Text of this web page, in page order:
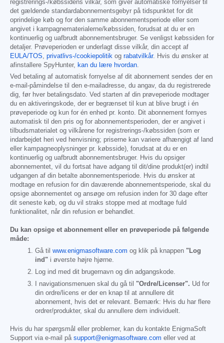
registrerings-/købssidens vilkår, som giver automatiske fornyelser til
det gældende standardabonnementsgebyr på tidspunktet for dit
oprindelige køb og for den samme abonnementsperiode eller som
angivet i kampagnematerialerne/købssiden, forudsat at du er en
kontinuerlig og uafbrudt abonnementsbruger. Se venligst købssiden for
detaljer. Prøveperioden er underlagt disse vilkår, din accept af
EULA/TOS
privatlivs-/cookiepolitik og rabatvilkår. Hvis du ønsker at
afinstallere SpyHunter,
kan du lære hvordan
Ved betaling af automatisk fornyelse af dit abonnement sendes der en
e-mail-påmindelse til den e-mailadresse, du angav, da du registrerede
dig, før hver betalingsdato. Ved starten af din prøveperiode modtager
du en aktiveringskode, der er begrænset til kun at blive brugt i én
prøveperiode og kun for én enhed pr. konto. Dit abonnement fornyes
automatisk til den pris og for abonnementsperioden, der er angivet i
tilbudsmaterialet og vilkårene for registrerings-/købssiden (som er
indarbejdet heri ved henvisning; priserne kan variere afhængigt af land
eller kampagneoplysninger pr. købsside), forudsat at du er en
kontinuerlig og uafbrudt abonnementsbruger. Hvis du opsiger
abonnementet, vil du fortsat have adgang til dit/dine produkt(er) indtil
udgangen af din betalte abonnementsperiode. Hvis du ønsker at
modtage en refusion for din daværende abonnementsperiode, skal du
opsige abonnementet og ansøge om refusion inden for 30 dage efter
dit seneste køb, og du vil straks stoppe med at modtage fuld
funktionalitet, når din refusion er behandlet.
Du kan opsige et abonnement eller en prøveperiode på følgende
måde:
Gå til www.enigmasoftware.com og klik på knappen "Log
ind" i øverste højre hjørne.
Log ind med dit brugernavn og din adgangskode.
I navigationsmenuen skal du gå til "Ordre/Licenser". Ud for
din ordre/licens er der en knap til at annullere dit
abonnement, hvis det er relevant. Bemærk: Hvis du har flere
ordrer/produkter, skal du annullere dem individuelt.
Hvis du har spørgsmål eller problemer, kan du kontakte EnigmaSoft
Support via e-mail på support@enigmasoftware.com eller ved at